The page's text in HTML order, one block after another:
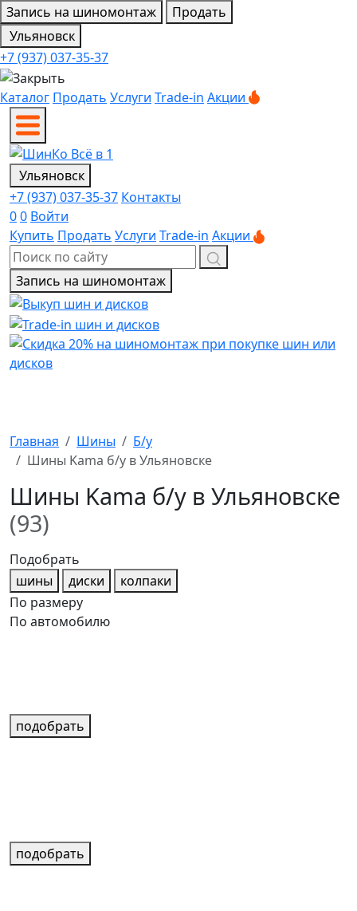
Запись на шиномонтаж
Продать
Ульяновск
+7 (937) 037-35-37
Каталог Продать Услуги Trade-in Акции
Ульяновск
+7 (937) 037-35-37 Контакты
00 Войти
Купить Продать Услуги Trade-in Акции
Запись на шиномонтаж
Главная Шины
Б/у
Шины Kama б/у в Ульяновске
Шины Kama б/у в Ульяновске
(93)
Подобрать
шины
диски
колпаки
По размеру
По автомобилю
подобрать
подобрать